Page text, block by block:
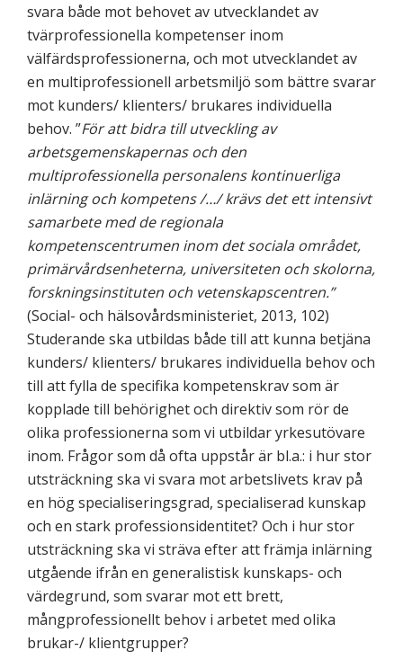
svara både mot behovet av utvecklandet av
tvärprofessionella kompetenser inom
välfärdsprofessionerna, och mot utvecklandet av
en multiprofessionell arbetsmiljö som bättre svarar
mot kunders/ klienters/ brukares individuella
behov. ”För att bidra till utveckling av
arbetsgemenskapernas och den
multiprofessionella personalens kontinuerliga
inlärning och kompetens /…/ krävs det ett intensivt
samarbete med de regionala
kompetenscentrumen inom det sociala området,
primärvårdsenheterna, universiteten och skolorna,
forskningsinstituten och vetenskapscentren.”
(Social- och hälsovårdsministeriet, 2013, 102)
Studerande ska utbildas både till att kunna betjäna
kunders/ klienters/ brukares individuella behov och
till att fylla de specifika kompetenskrav som är
kopplade till behörighet och direktiv som rör de
olika professionerna som vi utbildar yrkesutövare
inom. Frågor som då ofta uppstår är bl.a.: i hur stor
utsträckning ska vi svara mot arbetslivets krav på
en hög specialiseringsgrad, specialiserad kunskap
och en stark professionsidentitet? Och i hur stor
utsträckning ska vi sträva efter att främja inlärning
utgående ifrån en generalistisk kunskaps- och
värdegrund, som svarar mot ett brett,
mångprofessionellt behov i arbetet med olika
brukar-/ klientgrupper?